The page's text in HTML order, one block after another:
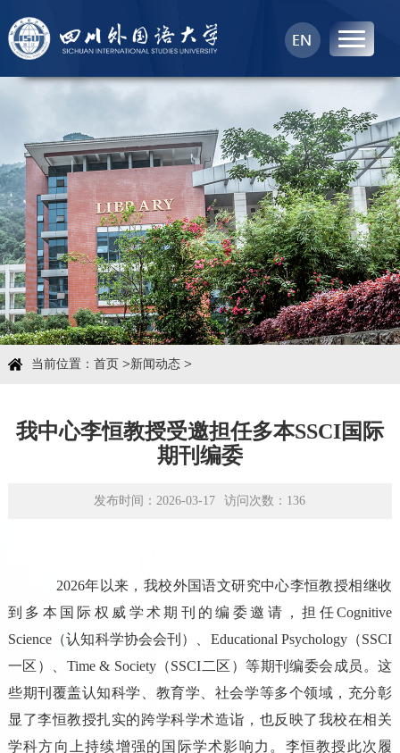
首页
中心概况
科学研究
学术团队
学术交流
当前位置： 首页>新闻动态>
我中心李恒教授受邀担任多本SSCI国际
期刊编委
发布时间：2026-03-17 访问次数： 136
2026年以来，我校外国语文研究中心李恒教授相继收
到多本国际权威学术期刊的编委邀请，担任Cognitive
Science（认知科学协会会刊）、 Educational Psychology（SSCI
一区）、 Time & Society（SSCI二区）等期刊编委会成员。这
些期刊覆盖认知科学、教育学、社会学等多个领域，充分彰
显了李恒教授扎实的跨学科学术造诣，也反映了我校在相关
学科方向上持续增强的国际学术影响力。李恒教授此次履